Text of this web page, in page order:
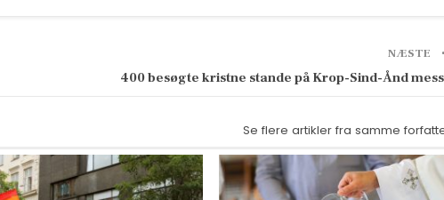
NÆSTE
400 besøgte kristne stande på Krop-Sind-Ånd
Se flere artikler fra samme